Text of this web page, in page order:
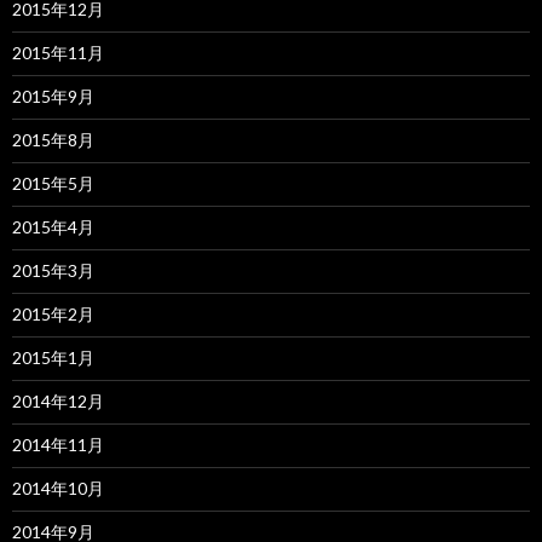
2015年12月
2015年11月
2015年9月
2015年8月
2015年5月
2015年4月
2015年3月
2015年2月
2015年1月
2014年12月
2014年11月
2014年10月
2014年9月